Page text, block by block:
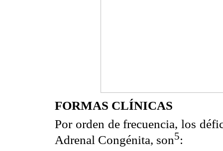
FORMAS CLÍNICAS
Por orden de frecuencia, los
Adrenal Congénita, son5: